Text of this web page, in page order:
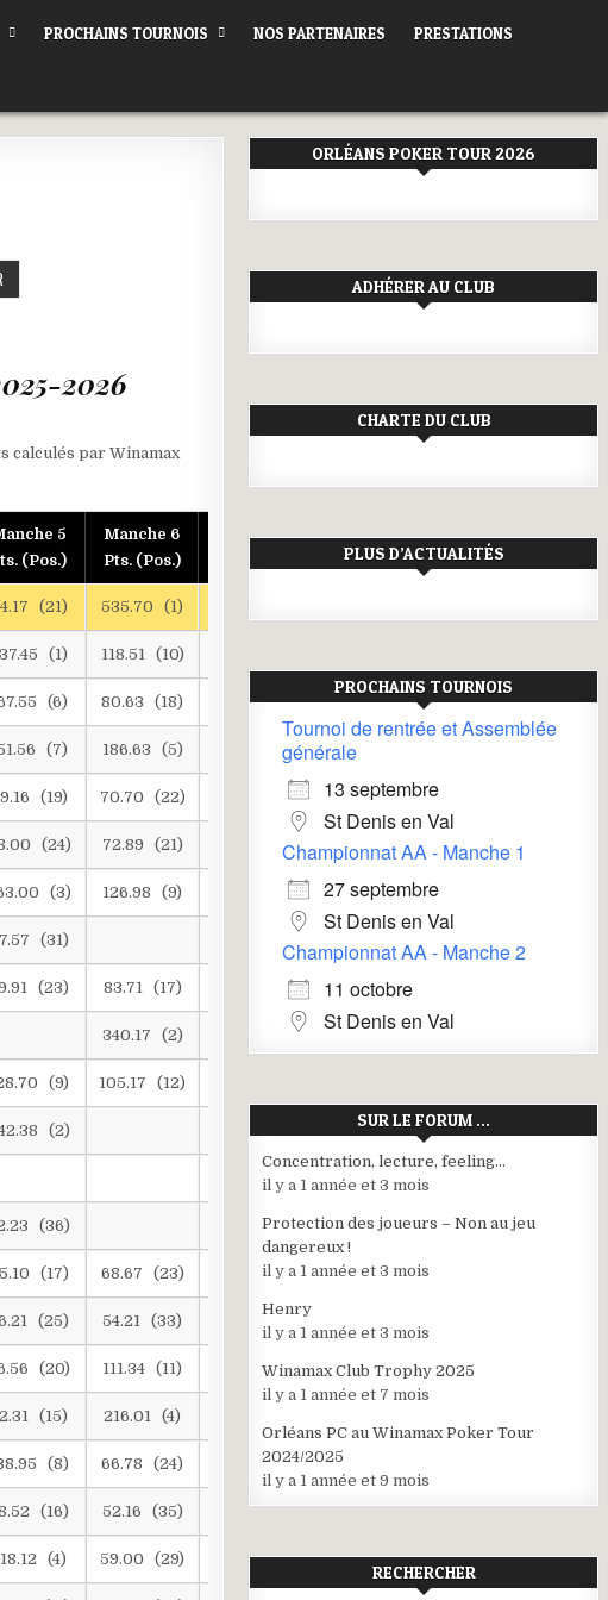
PROCHAINS TOURNOIS NOS PARTENAIRES PRESTATIONS
2026
calculés par Winamax
5
(Pos.)
Manche 6
Pts. (Pos.)
Manche 7
Manche 8
Pts. (Pos.)
(21) 535.70 (1)
(1) 118.51 (10)
(6) 80.63 (18) 112.72 (10)
(7) 186.63 (5) 111.34 (11) 208.45 (4)
(19) 70.70 (22) 72.89 (21)
(24) 72.89 (21) 165.62 (6)
(3) 126.98 (9) 68.67 (23) 62.64 (24)
(31)
(23) 83.71 (17) 52.16 (35) 120.97 (9)
340.17 (2) 535.70 (1)
(9) 105.17 (12)
(2) 56.49 (28)
340.17 (2) 179.46 (5)
(36) 60.37 (28) 528.39 (1)
(17) 68.67 (23) 73.27 (19)
(25) 54.21 (33)
(20) 111.34 (11) 99.80 (13) 158.80 (6)
(15) 216.01 (4)
(8) 66.78 (24) 118.51 (10) 85.87 (15)
(16) 52.16 (35) 61.82 (27) 52.76 (31)
(4) 59.00 (29) 186.63 (5) 53.93 (30)
ORLÉANS POKER TOUR 2026
ADHÉRER AU CLUB
CHARTE DU CLUB
PLUS D’ACTUALITÉS
PROCHAINS TOURNOIS
Tournoi de rentrée et Assemblée
générale
13 septembre
St Denis en Val
Championnat AA - Manche 1
27 septembre
St Denis en Val
Championnat AA - Manche 2
11 octobre
St Denis en Val
SUR LE FORUM …
Concentration, lecture, feeling…
il y a 1 année et 3 mois
Protection des joueurs – Non au jeu
dangereux !
il y a 1 année et 3 mois
Henry
il y a 1 année et 3 mois
Winamax Club Trophy 2025
il y a 1 année et 7 mois
Orléans PC au Winamax Poker Tour
2024/2025
il y a 1 année et 9 mois
RECHERCHER